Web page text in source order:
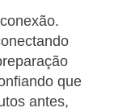
que
antes,